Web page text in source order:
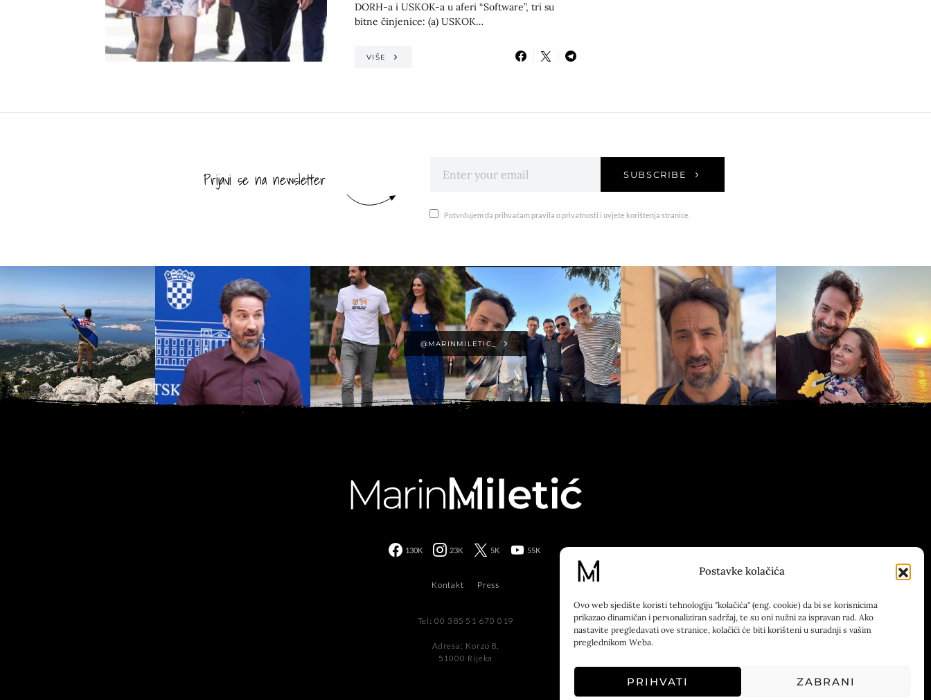
Postavke kolačića
Ovo web sjedište koristi tehnologiju "kolačića" (eng. cookie) da bi se korisnicima
prikazao dinamičan i personaliziran sadržaj, te su oni nužni za ispravan rad. Ako
nastavite pregledavati ove stranice, kolačići će biti korišteni u suradnji s vašim
preglednikom Weba.
PRIHVATI ZABRANI
DORH-a i USKOK-a u aferi “Software”, tri su
bitne činjenice: (a) USKOK…
VIŠE
Prijavi se na newsletter SUBSCRIBE
Potvrđujem da prihvaćam pravila o privatnosti i uvjete korištenja stranice.
@MARINMILETIC_
130K 23K 5K 55K
Kontakt Press
Tel: 00 385 51 670 019
Adresa: Korzo 8,
51000 Rijeka